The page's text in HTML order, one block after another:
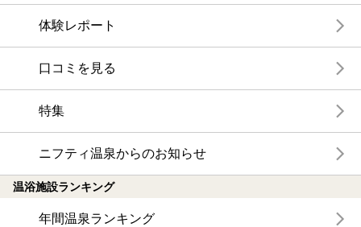
体験レポート
口コミを見る
特集
ニフティ温泉からのお知らせ
温浴施設ランキング
年間温泉ランキング